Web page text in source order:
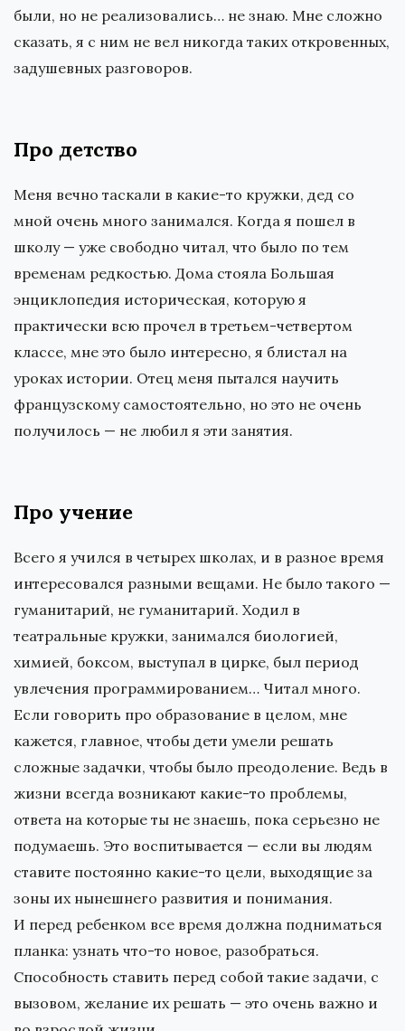
были, но не реализовались… не знаю. Мне сложно
сказать, я с ним не вел никогда таких откровенных,
задушевных разговоров.
Про детство
Меня вечно таскали в какие-то кружки, дед со
мной очень много занимался. Когда я пошел в
школу — уже свободно читал, что было по тем
временам редкостью. Дома стояла Большая
энциклопедия историческая, которую я
практически всю прочел в третьем-четвертом
классе, мне это было интересно, я блистал на
уроках истории. Отец меня пытался научить
французскому самостоятельно, но это не очень
получилось — не любил я эти занятия.
Про учение
Всего я учился в четырех школах, и в разное время
интересовался разными вещами. Не было такого —
гуманитарий, не гуманитарий. Ходил в
театральные кружки, занимался биологией,
химией, боксом, выступал в цирке, был период
увлечения программированием… Читал много.
Если говорить про образование в целом, мне
кажется, главное, чтобы дети умели решать
сложные задачки, чтобы было преодоление. Ведь в
жизни всегда возникают какие-то проблемы,
ответа на которые ты не знаешь, пока серьезно не
подумаешь. Это воспитывается — если вы людям
ставите постоянно какие-то цели, выходящие за
зоны их нынешнего развития и понимания.
И перед ребенком все время должна подниматься
планка: узнать что-то новое, разобраться.
Способность ставить перед собой такие задачи, с
вызовом, желание их решать — это очень важно и